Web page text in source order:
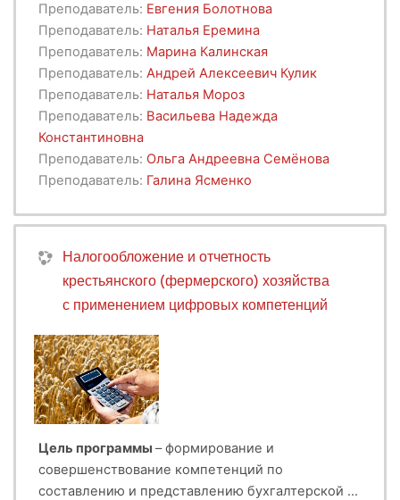
изучении данной программы формируется
интерес и мотивация к эффективному
управлению финансами, развитию навыков
принятия решений в области ведения
агробизнеса в условиях неопределенности.
Преподаватель: Евгения Болотнова
Преподаватель: Наталья Еремина
Преподаватель: Марина Калинская
Преподаватель: Андрей Алексеевич Кулик
Преподаватель: Наталья Мороз
Преподаватель: Васильева Надежда
Константиновна
Преподаватель: Ольга Андреевна Семёнова
Преподаватель: Галина Ясменко
Налогообложение и отчетность
крестьянского (фермерского) хозяйства
с применением цифровых компетенций
Цель программы – формирование и
совершенствование компетенций по
составлению и представлению бухгалтерской и